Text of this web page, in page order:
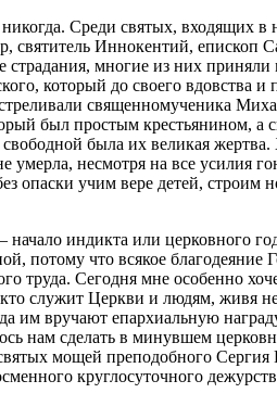
Среди святых, входящих
Иннокентий, епископ
многие из них
который до своего вдовства
священномученика
был простым крестьянином,
была их великая
несмотря на все усилия
опаски учим вере детей,
индикта или церковного
потому что всякое
Сегодня мне особенно
кто служит Церкви и людям,
им вручают епархиальную
нам сделать в минувшем
мощей преподобного
круглосуточного